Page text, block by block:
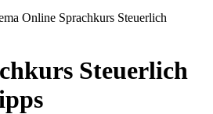
Online Sprachkurs Steuerlich
Steuerlich